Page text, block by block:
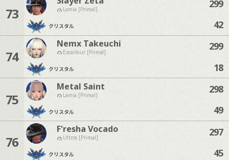
73 Lamia [Primal]
クリスタル
299
42
74
Nemx Takeuchi
Excalibur [Primal]
クリスタル
299
18
75
Metal Saint
Lamia [Primal]
クリスタル
298
49
76
F'resha Vocado
Ultros [Primal]
クリスタル
297
45